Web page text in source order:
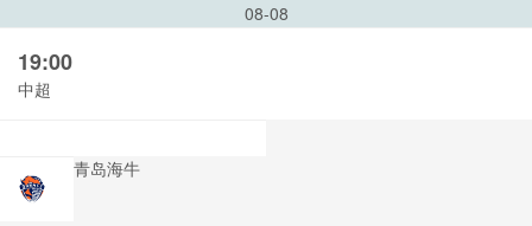
08-08
19:00
中超
青岛海牛